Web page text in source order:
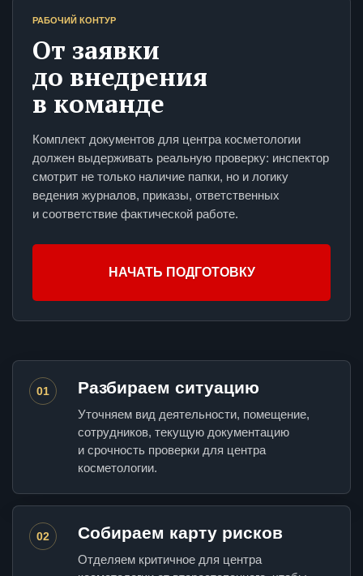
РАБОЧИЙ КОНТУР
От заявки
до внедрения
в команде
Комплект документов для центра косметологии
должен выдерживать реальную проверку: инспектор
смотрит не только наличие папки, но и логику
ведения журналов, приказы, ответственных
и соответствие фактической работе.
НАЧАТЬ ПОДГОТОВКУ
01 Разбираем ситуацию
Уточняем вид деятельности, помещение,
сотрудников, текущую документацию
и срочность проверки для центра
косметологии.
02 Собираем карту рисков
Отделяем критичное для центра